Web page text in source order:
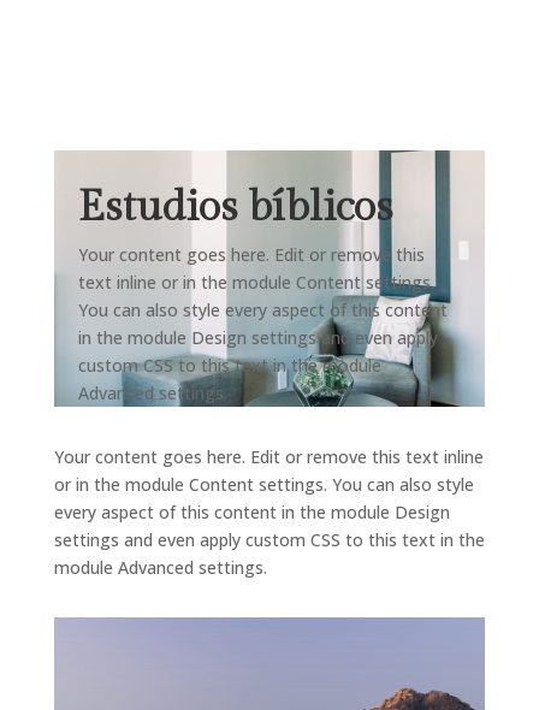
Estudios bíblicos
Your content goes here. Edit or remove this
text inline or in the module Content settings.
You can also style every aspect of this content
in the module Design settings and even apply
custom CSS to this text in the module
Advanced settings.
Your content goes here. Edit or remove this text inline
or in the module Content settings. You can also style
every aspect of this content in the module Design
settings and even apply custom CSS to this text in the
module Advanced settings.